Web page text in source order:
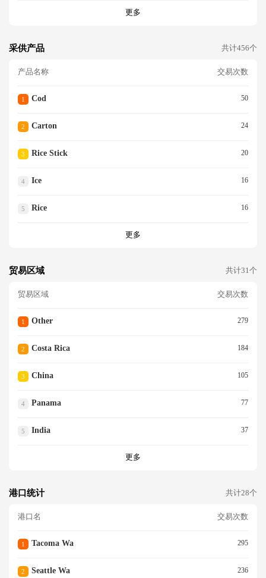
更多
采供产品 共计456个
产品名称 交易次数
1 Cod 50
2 Carton 24
3 Rice Stick 20
4 Ice 16
5 Rice 16
更多
贸易区域 共计31个
贸易区域 交易次数
1 Other 279
2 Costa Rica 184
3 China 105
4 Panama 77
5 India 37
更多
港口统计 共计28个
港口名 交易次数
1 Tacoma Wa 295
2 Seattle Wa 236